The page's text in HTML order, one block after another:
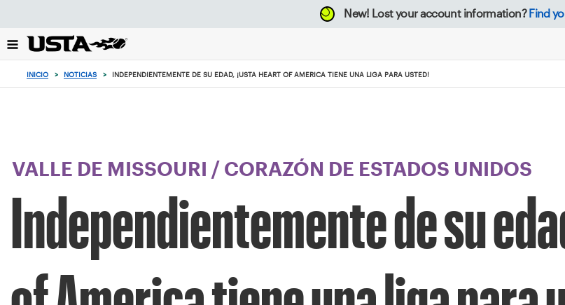
el
botón
New! Lost your account information? Find
INICIO > NOTICIAS > INDEPENDIENTEMENTE DE SU EDAD, ¡USTA HEART OF AMERICA TIENE UNA LIGA PARA USTED!
VALLE DE MISSOURI / CORAZÓN DE ESTADOS UNIDOS
Independientemente de su